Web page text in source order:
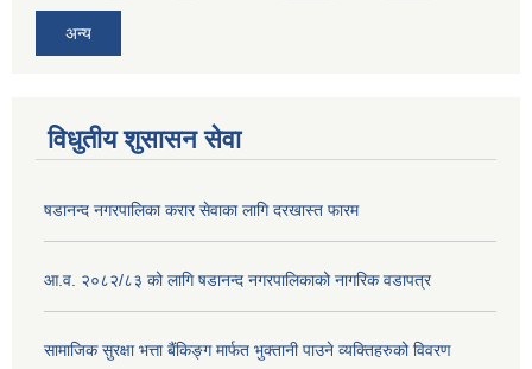
अन्य
विधुतीय शुसासन सेवा
षडानन्द नगरपालिका करार सेवाका लागि दरखास्त फारम
आ.व. २०८२/८३ को लागि षडानन्द नगरपालिकाको नागरिक वडापत्र
सामाजिक सुरक्षा भत्ता बैंकिङ्ग मार्फत भुक्तानी पाउने व्यक्तिहरुको विवरण